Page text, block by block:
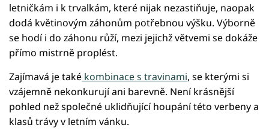
letničkám i k trvalkám, které nijak nezastiňuje, naopak
dodá květinovým záhonům potřebnou výšku. Výborně
se hodí i do záhonu růží, mezi jejichž větvemi se dokáže
přímo mistrně proplést.
Zajímavá je také kombinace s travinami, se kterými si
vzájemně nekonkurují ani barevně. Není krásnější
pohled než společné uklidňující houpání této verbeny a
klasů trávy v letním vánku.